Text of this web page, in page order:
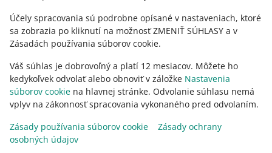
Účely spracovania sú podrobne opísané v nastaveniach, ktoré
sa zobrazia po kliknutí na možnosť ZMENIŤ SÚHLASY a v
Zásadách používania súborov cookie.
Váš súhlas je dobrovoľný a platí 12 mesiacov. Môžete ho
kedykoľvek odvolať alebo obnoviť v záložke Nastavenia
súborov cookie na hlavnej stránke. Odvolanie súhlasu nemá
vplyv na zákonnosť spracovania vykonaného pred odvolaním.
Zásady používania súborov cookie
Zásady ochrany
osobných údajov
vzhľad: svetlý motív